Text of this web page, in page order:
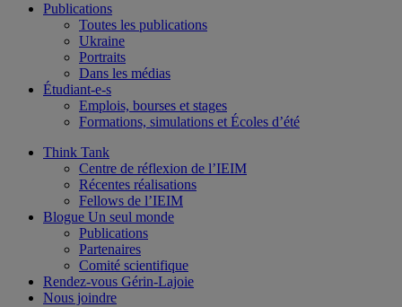
Publications
Toutes les publications
Ukraine
Portraits
Dans les médias
Étudiant-e-s
Emplois, bourses et stages
Formations, simulations et Écoles d’été
Think Tank
Centre de réflexion de l’IEIM
Récentes réalisations
Fellows de l’IEIM
Blogue Un seul monde
Publications
Partenaires
Comité scientifique
Rendez-vous Gérin-Lajoie
Nous joindre